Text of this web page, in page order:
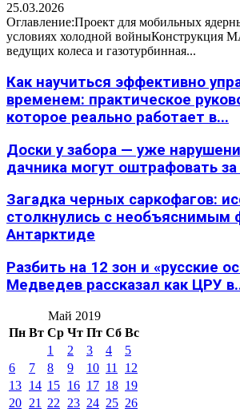
25.03.2026
Оглавление:Проект для мобильных
условиях холодной войныКонструкция
ведущих колеса и газотурбинная...
Как научиться эффективно
временем: практическое
которое реально работает в...
Доски у забора — уже
дачника могут оштрафовать за
Загадка черных саркофагов:
столкнулись с необъяснимым
Антарктиде
Разбить на 12 зон и «русские
Медведев рассказал как ЦРУ
Май 2019
Пн Вт Ср Чт Пт Сб Вс
1
2 3 4
5
6
7 8 9 10 11
12
13 14 15 16 17 18 19
20 21 22 23 24 25 26